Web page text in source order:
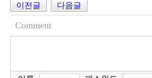
이전글 다음글
Comment